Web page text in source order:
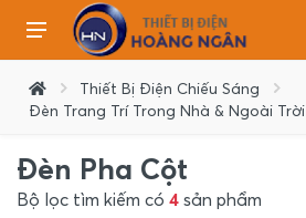
Thiết Bị Điện Chiếu Sáng
Đèn Trang Trí Trong Nhà & Ngoài Trời
Đèn Pha Cột
Bộ lọc tìm kiếm có 4 sản phẩm